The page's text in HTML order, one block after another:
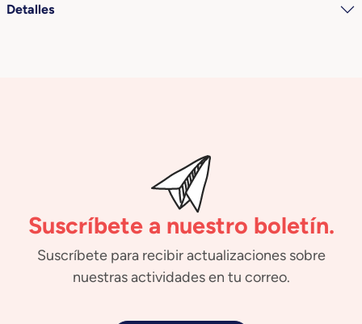
Detalles
Suscríbete a nuestro boletín.
Suscríbete para recibir actualizaciones sobre
nuestras actividades en tu correo.